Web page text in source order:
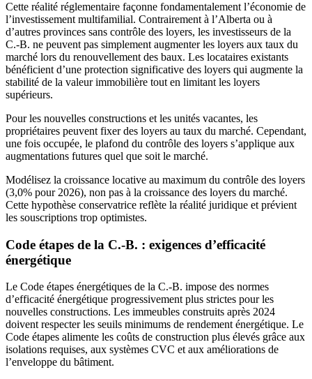
Cette réalité réglementaire façonne fondamentalement l’économie de
l’investissement multifamilial. Contrairement à l’Alberta ou à
d’autres provinces sans contrôle des loyers, les investisseurs de la
C.-B. ne peuvent pas simplement augmenter les loyers aux taux du
marché lors du renouvellement des baux. Les locataires existants
bénéficient d’une protection significative des loyers qui augmente la
stabilité de la valeur immobilière tout en limitant les loyers
supérieurs.
Pour les nouvelles constructions et les unités vacantes, les
propriétaires peuvent fixer des loyers au taux du marché. Cependant,
une fois occupée, le plafond du contrôle des loyers s’applique aux
augmentations futures quel que soit le marché.
Modélisez la croissance locative au maximum du contrôle des loyers
(3,0% pour 2026), non pas à la croissance des loyers du marché.
Cette hypothèse conservatrice reflète la réalité juridique et prévient
les souscriptions trop optimistes.
Code étapes de la C.-B. : exigences d’efficacité
énergétique
Le Code étapes énergétiques de la C.-B. impose des normes
d’efficacité énergétique progressivement plus strictes pour les
nouvelles constructions. Les immeubles construits après 2024
doivent respecter les seuils minimums de rendement énergétique. Le
Code étapes alimente les coûts de construction plus élevés grâce aux
isolations requises, aux systèmes CVC et aux améliorations de
l’enveloppe du bâtiment.